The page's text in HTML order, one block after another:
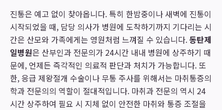
진통은 예고 없이 찾아옵니다. 특히 한밤중이나 새벽에 진통이
시작되었을 때, 담당 의사가 병원에 도착하기까지 기다리는 시
간은 산모와 가족에게는 영원처럼 느껴질 수 있습니다.동탄제
일병원은 산부인과 전문의가 24시간 내내 병원에 상주하기 때
문에, 언제든 즉각적인 의료적 판단과 처치가 가능합니다. 또
한, 응급 제왕절개 수술이나 무통 주사를 위해서는 마취통증의
학과 전문의의 역할이 절대적입니다. 마취과 전문의 역시 24
시간 상주하여 필요 시 지체 없이 안전한 마취와 통증 조절을